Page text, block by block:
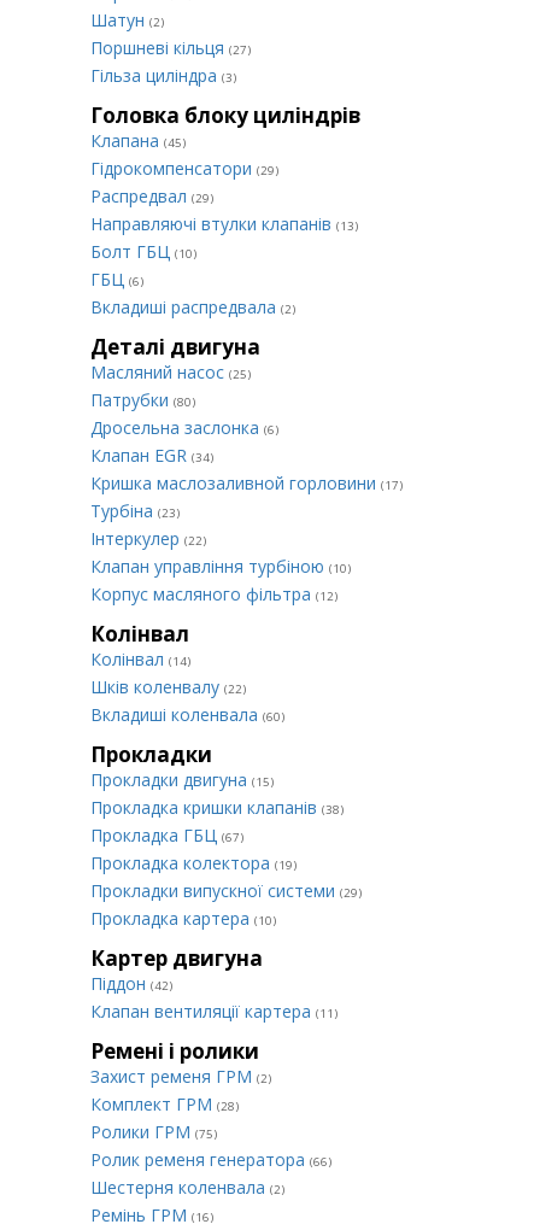
Шатун (2)
Поршневі кільця (27)
Гільза циліндра (3)
Головка блоку циліндрів
Клапана (45)
Гідрокомпенсатори (29)
Распредвал (29)
Направляючі втулки клапанів (13)
Болт ГБЦ (10)
ГБЦ (6)
Вкладиші распредвала (2)
Деталі двигуна
Масляний насос (25)
Патрубки (80)
Дросельна заслонка (6)
Клапан EGR (34)
Кришка маслозаливной горловини (17)
Турбіна (23)
Інтеркулер (22)
Клапан управління турбіною (10)
Корпус масляного фільтра (12)
Колінвал
Колінвал (14)
Шків коленвалу (22)
Вкладиші коленвала (60)
Прокладки
Прокладки двигуна (15)
Прокладка кришки клапанів (38)
Прокладка ГБЦ (67)
Прокладка колектора (19)
Прокладки випускної системи (29)
Прокладка картера (10)
Картер двигуна
Піддон (42)
Клапан вентиляції картера (11)
Ремені і ролики
Захист ременя ГРМ (2)
Комплект ГРМ (28)
Ролики ГРМ (75)
Ролик ременя генератора (66)
Шестерня коленвала (2)
Ремінь ГРМ (16)